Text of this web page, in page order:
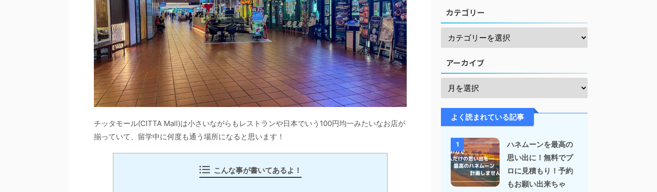
チッタモール(CITTA Mall)は小さいながらもレストランや日本でいう100円均一みたいなお店が
揃っていて、留学中に何度も通う場所になると思います！
こんな事が書いてあるよ！
カテゴリー
アーカイブ
よく読まれている記事
1
ハネムーンを最高の
思い出に！無料でプ
ロに見積もり！予約
もお願い出来ちゃ